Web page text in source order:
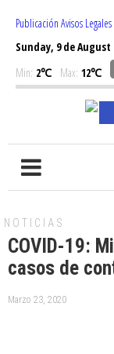
Publicación Avisos Legales
Sunday, 9 de August
Min: 2℃ Max: 12℃
NOTICIAS
COVID-19:
casos de
Marzo 23, 2020